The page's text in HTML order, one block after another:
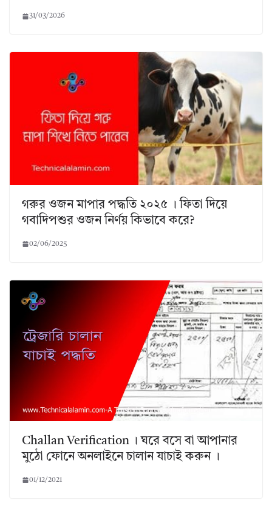
31/03/2026
গরুর ওজন মাপার পদ্ধতি ২০২৫ । ফিতা দিয়ে
গবাদিপশুর ওজন নির্ণয় কিভাবে করে?
02/06/2025
Challan Verification । ঘরে বসে বা আপানার
মুঠো ফোনে অনলাইনে চালান যাচাই করুন ।
01/12/2021